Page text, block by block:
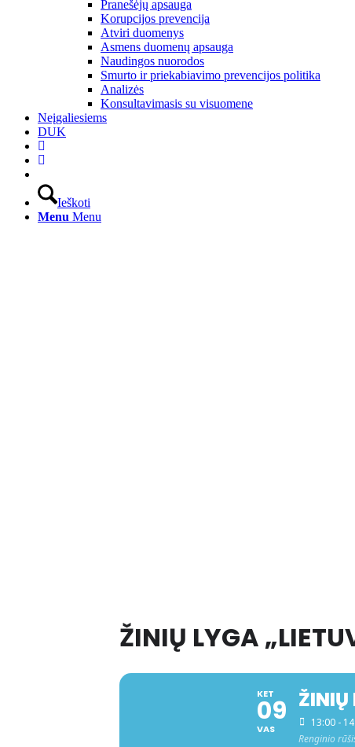
Pranešėjų apsauga
Korupcijos prevencija
Atviri duomenys
Asmens duomenų apsauga
Naudingos nuorodos
Smurto ir priekabiavimo prevencijos politika
Analizės
Konsultavimasis su visuomene
Neįgaliesiems
DUK
Ieškoti
Menu Menu
ŽINIŲ LYGA
KET
09
VAS
ŽINIŲ
13:00 -
Renginio